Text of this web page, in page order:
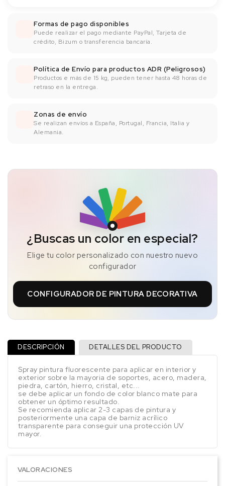
Formas de pago disponibles
Puede realizar el pago mediante PayPal, Tarjeta de
crédito, Bizum o transferencia bancaría.
Política de Envío para productos ADR (Peligrosos)
Productos e más de 15 kg, pueden tener hasta 48 horas de
retraso en la entrega.
Zonas de envío
Se realizan envíos a España, Portugal, Francia, Italia y
Alemania.
¿Buscas un color en especial?
Elige tu color personalizado con nuestro nuevo
configurador
CONFIGURADOR DE PINTURA DECORATIVA
DESCRIPCIÓN DETALLES DEL PRODUCTO
Spray pintura fluorescente para aplicar en interior y
exterior sobre la mayoria de soportes, acero, madera,
piedra, cartón, hierro, cristal, etc...
se debe aplicar un fondo de color blanco mate para
obtener un óptimo resultado.
Se recomienda aplicar 2-3 capas de pintura y
posteriormente una capa de barniz acrílico
transparente para conseguir una protección UV
mayor.
VALORACIONES